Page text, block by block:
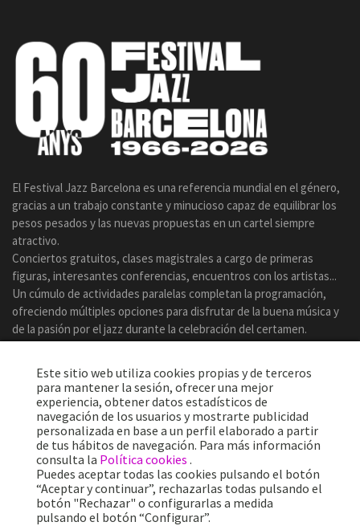
El Festival Jazz Barcelona es una referencia mundial en el género,
gracias a un trabajo constante y minucioso capaz de equilibrar los
pesos pesados y las nuevas propuestas en un cartel siempre
atractivo.
Conciertos gratuitos, clases magistrales a cargo de primeras
figuras, interesantes conferencias, encuentros con los artistas...
Un cúmulo de actividades paralelas completan la programación,
ofreciendo múltiples opciones para disfrutar de la buena música y
de la pasión por el jazz durante la celebración del certamen.
Más de 25 años ofreciendo la mejor música en directo desde
Este sitio web utiliza cookies propias y de terceros
para mantener la sesión, ofrecer una mejor
experiencia, obtener datos estadísticos de
navegación de los usuarios y mostrarte publicidad
personalizada en base a un perfil elaborado a partir
de tus hábitos de navegación. Para más información
consulta la Política cookies .
Puedes aceptar todas las cookies pulsando el botón
“Aceptar y continuar”, rechazarlas todas pulsando el
botón "Rechazar" o configurarlas a medida
pulsando el botón “Configurar”.